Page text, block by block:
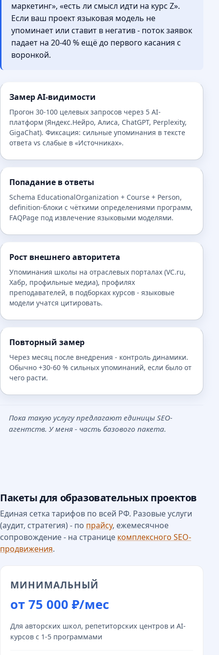
маркетинг», «есть ли смысл идти на курс Z».
Если ваш проект языковая модель не
упоминает или ставит в негатив - поток заявок
падает на 20-40 % ещё до первого касания с
воронкой.
Замер AI-видимости
Прогон 30-100 целевых запросов через 5 AI-
платформ (Яндекс.Нейро, Алиса, ChatGPT, Perplexity,
GigaChat). Фиксация: сильные упоминания в тексте
ответа vs слабые в «Источниках».
Попадание в ответы
Schema EducationalOrganization + Course + Person,
definition-блоки с чёткими определениями программ,
FAQPage под извлечение языковыми моделями.
Рост внешнего авторитета
Упоминания школы на отраслевых порталах (VC.ru,
Хабр, профильные медиа), профилях
преподавателей, в подборках курсов - языковые
модели учатся цитировать.
Повторный замер
Через месяц после внедрения - контроль динамики.
Обычно +30-60 % сильных упоминаний, если было от
чего расти.
Пока такую услугу предлагают единицы SEO-
агентств. У меня - часть базового пакета.
Пакеты для образовательных проектов
Единая сетка тарифов по всей РФ. Разовые услуги
(аудит, стратегия) - по прайсу, ежемесячное
сопровождение - на странице комплексного SEO-
продвижения.
МИНИМАЛЬНЫЙ
от 75 000 ₽/мес
Для авторских школ, репетиторских центров и AI-
курсов с 1-5 программами